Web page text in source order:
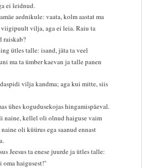
ei leidnud.
aednikule: vaata, kolm aastat ma
vilja, aga ei leia. Raiu ta
raiskab?
ütles talle: isand, jäta ta veel
ma ta ümber kaevan ja talle panen
vilja kandma; aga kui mitte, siis
ühes kogudusekojas hingamispäeval.
naine, kellel oli olnud haiguse vaim
oli küürus ega saanud ennast
Jeesus ta enese juurde ja ütles talle:
oma haigusest!"